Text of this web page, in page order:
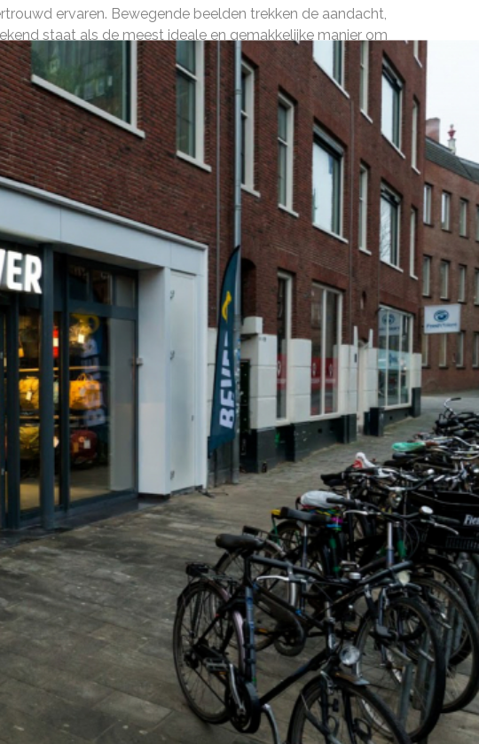
ervaren. Bewegende beelden trekken de aandacht,
staat als de meest ideale en gemakkelijke manier om
een hogere klantbeleving, een positieve wachttijdbeleving